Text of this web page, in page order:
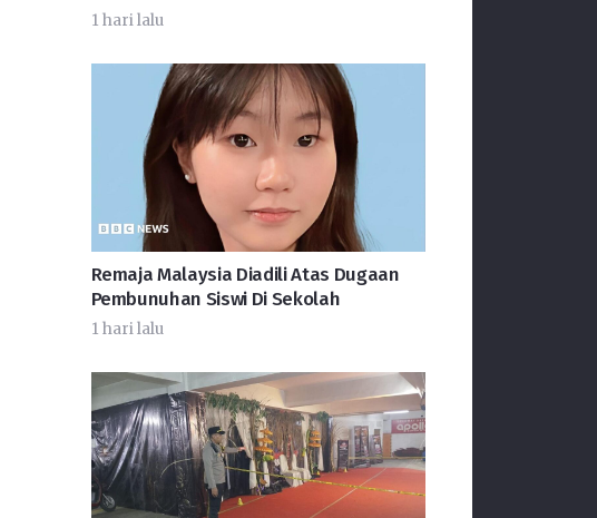
1 hari lalu
Remaja Malaysia Diadili Atas Dugaan
Pembunuhan Siswi Di Sekolah
1 hari lalu